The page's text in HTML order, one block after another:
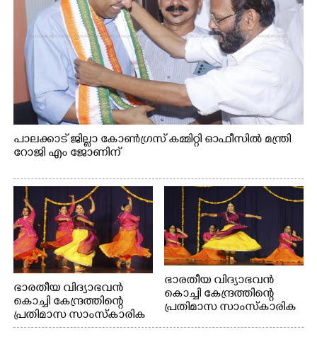
പാലക്കാട് ജില്ലാ കോൺഗ്രസ് കമ്മിറ്റി ഓഫീസിൽ മന്ത്രി
റോജി എം ജോണിന്
ഭാരതീയ വിദ്യാഭവൻ
കൊച്ചി കേന്ദ്രത്തിന്റെ
പ്രതിമാസ സാംസ്കാരിക
പരിപാടിയുടെ ഭാഗമായി
ഭാരതീയ വിദ്യാഭവൻ
കൊച്ചി കേന്ദ്രത്തിന്റെ
പ്രതിമാസ സാംസ്കാരിക